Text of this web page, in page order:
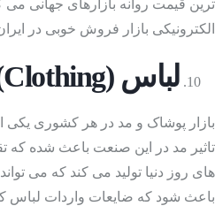
ترین قیمت روانه بازارهای جهانی
الکترونیکی بازار فروش خوبی در
لباس(Clothing
بازار پوشاک و مد در هر کشوری یکی
تاثیر مد در این صنعت باعث شده که
های روز دنیا تولید می کند که می
باعث شود که ضایعات واردات لباس